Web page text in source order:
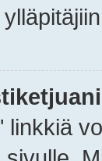
linkkiä